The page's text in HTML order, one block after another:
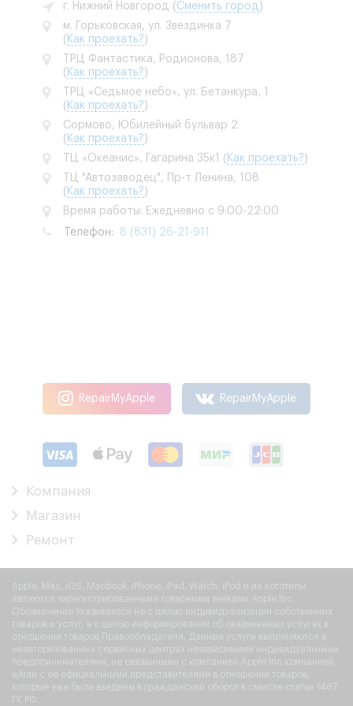
г. Нижний Новгород ( Сменить город )
м. Горьковская, ул. Звездинка 7
( Как проехать? )
ТРЦ Фантастика, Родионова, 187
( Как проехать? )
ТРЦ «Седьмое небо», ул. Бетанкура, 1
( Как проехать? )
Сормово, Юбилейный бульвар 2
( Как проехать? )
ТЦ «Океанис», Гагарина 35к1
( Как проехать? )
ТЦ "Автозаводец", Пр-т Ленина, 108
( Как проехать? )
Время работы: Ежедневно с 9:00-22:00
Телефон: 8 (831) 26-21-911
RepairMyApple RepairMyApple
Компания
Магазин
Ремонт
Apple, Mac, iOS, Macbook, iPhone, iPad, Watch, iPod и их логотипы
являются зарегистрированными товарными знаками Apple Inc.
Обозначение Указывается не с целью индивидуализации собственных
товаров и услуг, а с целью информирования об оказываемых услугах в
отношении товаров Правообладателя. Данные услуги выполняются в
неавторизованных сервисных центрах независимыми индивидуальными
предпринимателями, не связанными с компанией Apple Inc компанией
и/или с ее официальными представителями в отношении товаров,
которые уже были введены в гражданский оборот в смысле статьи 1487
ГК РФ.